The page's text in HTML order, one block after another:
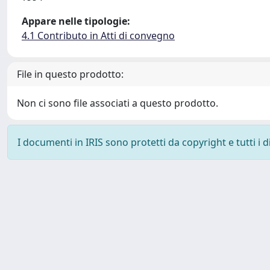
Appare nelle tipologie:
4.1 Contributo in Atti di convegno
File in questo prodotto:
Non ci sono file associati a questo prodotto.
I documenti in IRIS sono protetti da copyright e tutti i